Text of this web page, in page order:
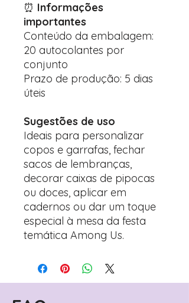
⏰ Informações
importantes
Conteúdo da embalagem:
20 autocolantes por
conjunto
Prazo de produção: 5 dias
úteis
Sugestões de uso
Ideais para personalizar
copos e garrafas, fechar
sacos de lembranças,
decorar caixas de pipocas
ou doces, aplicar em
cadernos ou dar um toque
especial à mesa da festa
temática Among Us.